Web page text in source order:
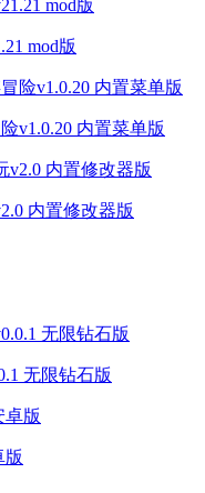
mod版
v1.0.20 内置菜单版
内置修改器版
无限钻石版
版